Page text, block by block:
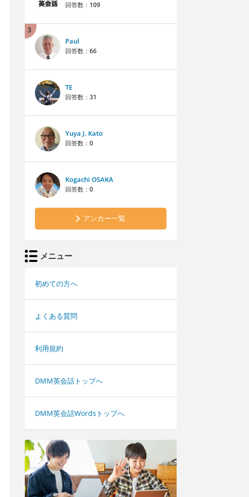
回答数： 109
3
Paul
回答数： 66
TE
回答数： 31
Yuya J. Kato
回答数： 0
Kogachi OSAKA
回答数： 0
アンカー一覧
メニュー
初めての方へ
よくある質問
利用規約
DMM英会話トップへ
DMM英会話Wordsトップへ